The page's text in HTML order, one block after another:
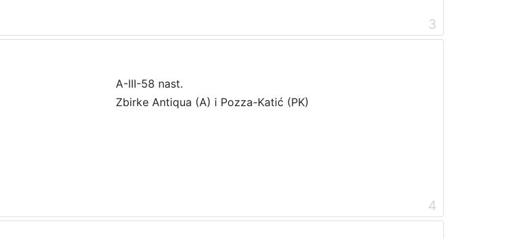
3
A-III-58 nast.
Zbirke Antiqua (A) i Pozza-Katić (PK)
4